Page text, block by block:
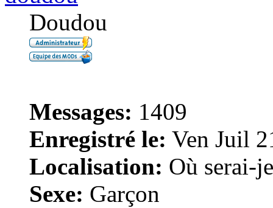
Doudou
Messages: 1409
Enregistré le: Ven Juil
Localisation: Où serai-
Sexe: Garçon